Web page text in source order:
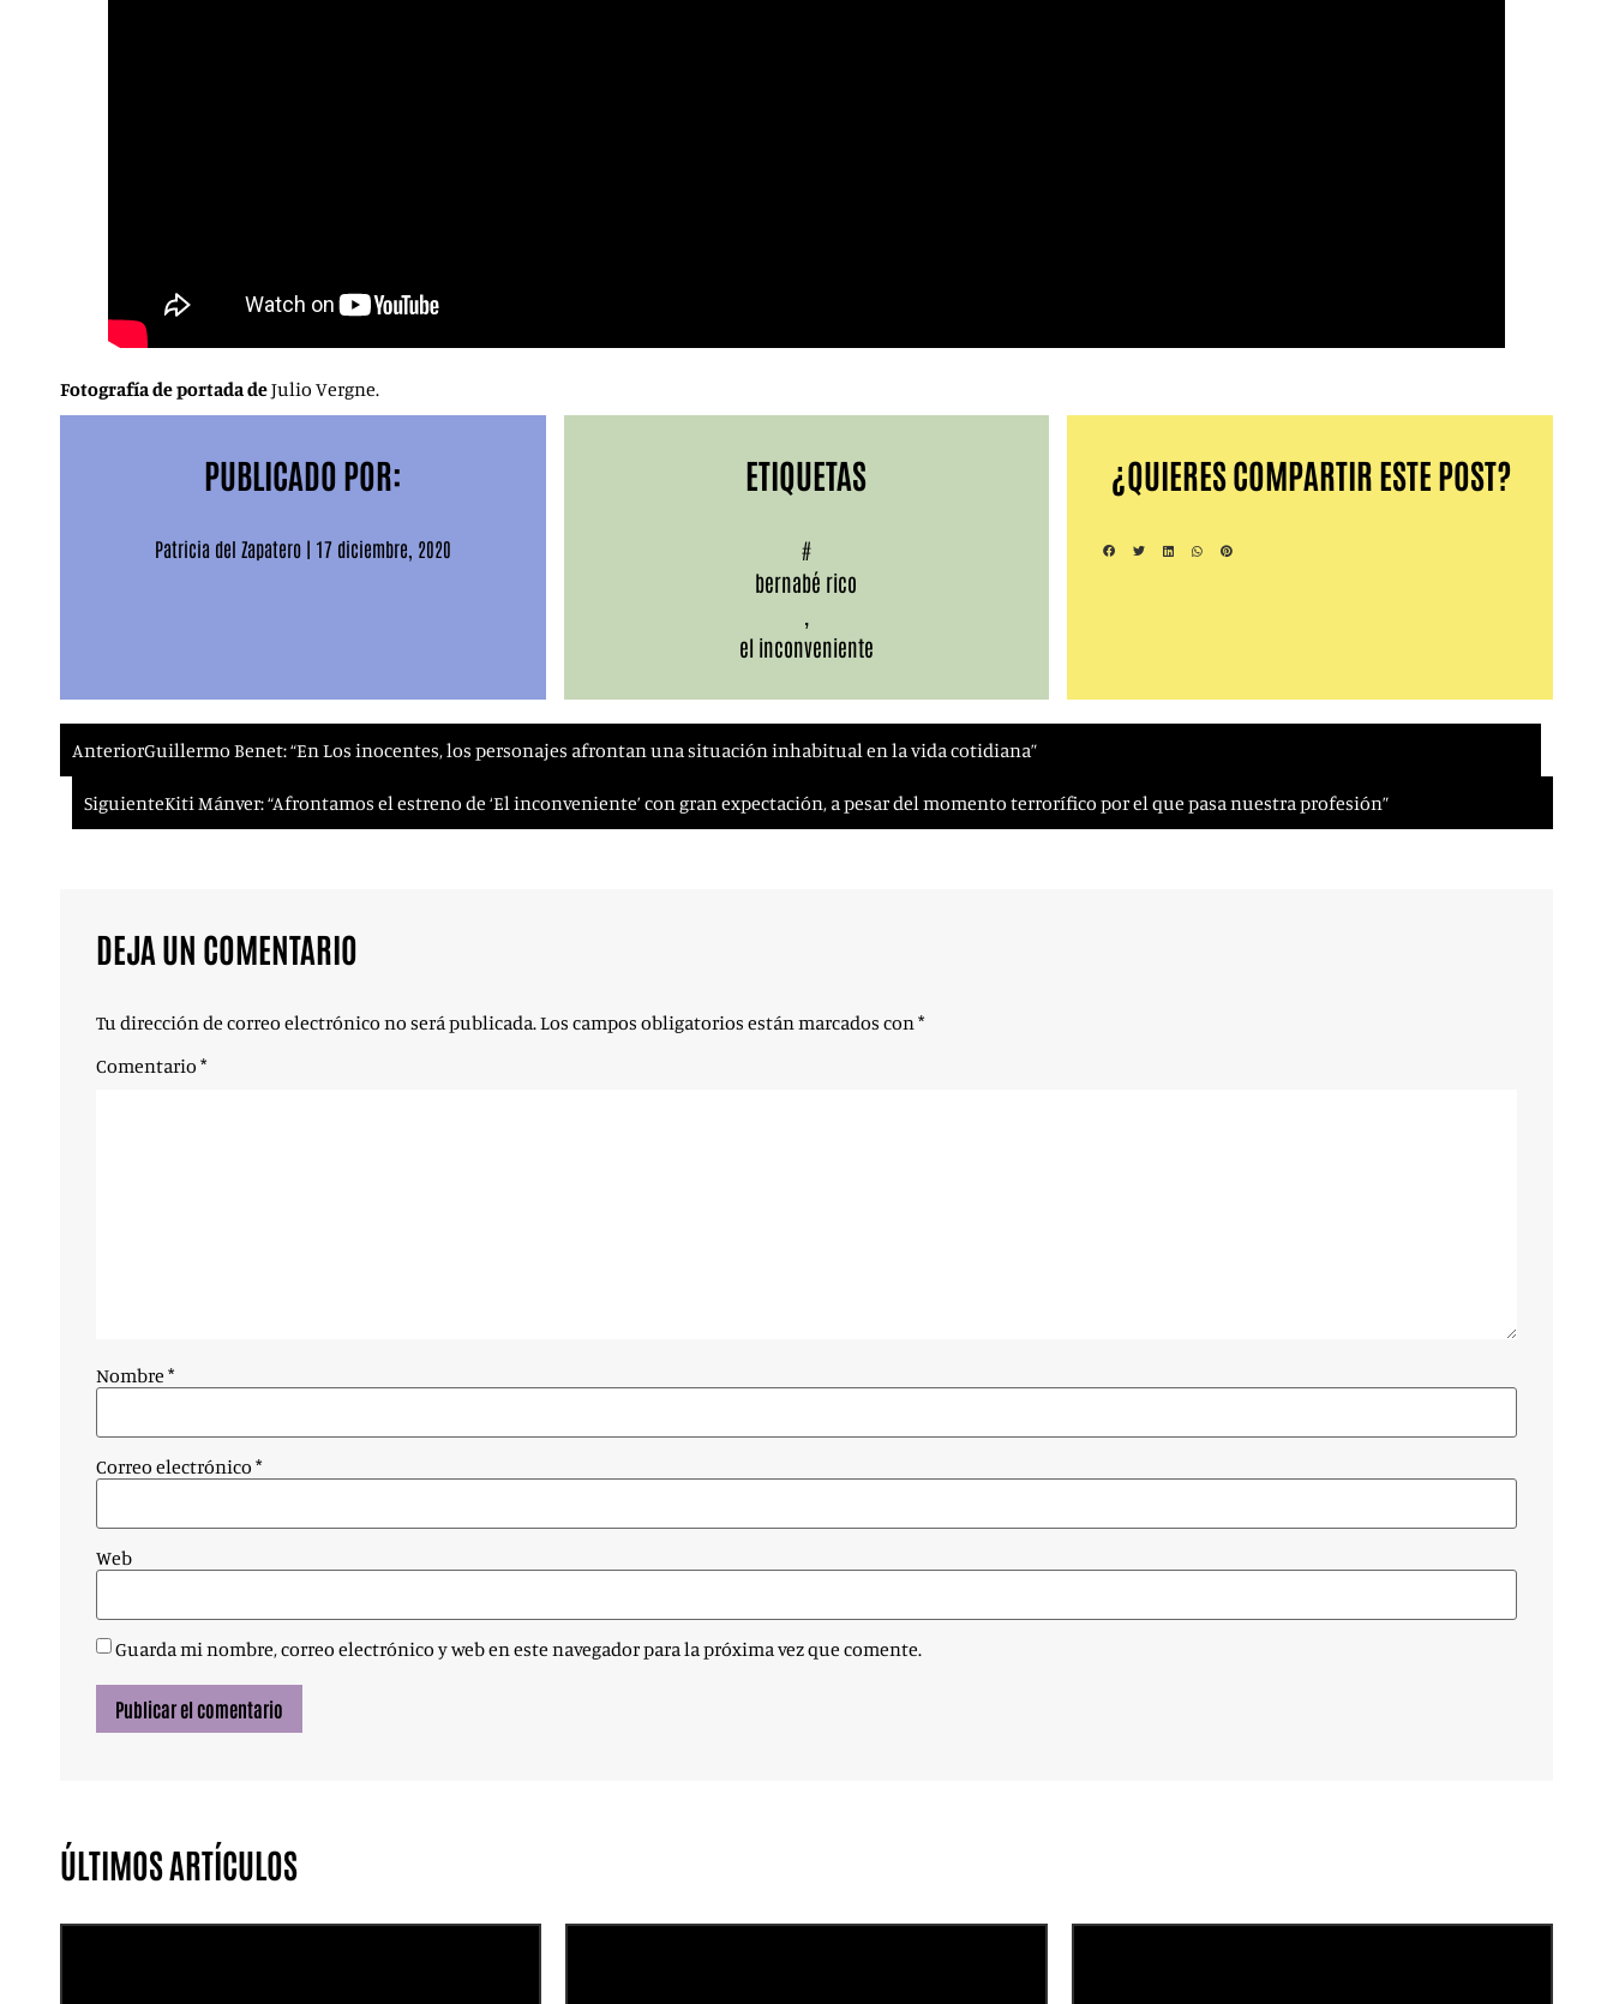
Fotografía de portada deJulio Vergne.
PUBLICADO POR:
Patricia del Zapatero | 17 diciembre, 2020
ETIQUETAS
#
bernabé rico
el inconveniente
¿QUIERES COMPARTIR ESTE POST?
AnteriorGuillermo Benet: “En Los inocentes, los personajes afrontan una situación inhabitual en la vida cotidiana”
SiguienteKiti Mánver: “Afrontamos el estreno de ‘El inconveniente’ con gran expectación, a pesar del momento terrorífico por el que pasa nuestra profesión”
DEJA UN COMENTARIO
Tu dirección de correo electrónico no será publicada.Los campos obligatorios están marcados con*
Comentario *
Nombre *
Correo electrónico *
Web
Guarda mi nombre, correo electrónico y web en este navegador para la próxima vez que comente.
ÚLTIMOS ARTÍCULOS